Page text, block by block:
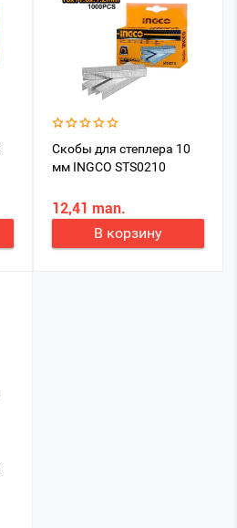
Скобы для степлера 10
мм INGCO STS0210
12,41 man.
В корзину